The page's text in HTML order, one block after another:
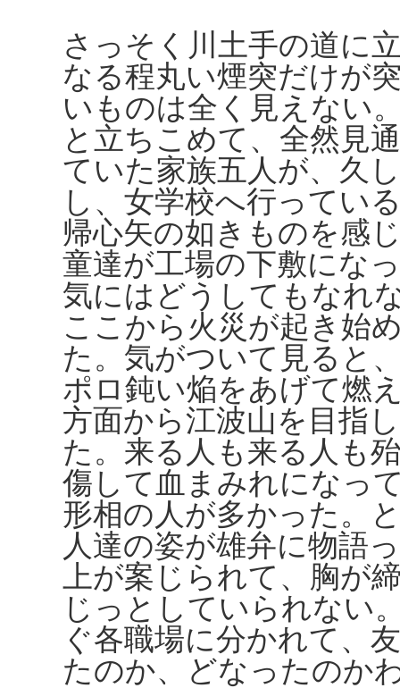
さっそく川土手の道に
なる程丸い煙突だけが
いものは全く見えない
と立ちこめて、全然見
ていた家族五人が、久
し、女学校へ行ってい
帰心矢の如きものを感
童達が工場の下敷にな
気にはどうしてもなれ
ここから火災が起き始
た。気がついて見ると
ポロ鈍い焔をあげて燃
方面から江波山を目指
た。来る人も来る人も
傷して血まみれになっ
形相の人が多かった。
人達の姿が雄弁に物語
上が案じられて、胸が
じっとしていられない
ぐ各職場に分かれて、
たのか、どなったのか